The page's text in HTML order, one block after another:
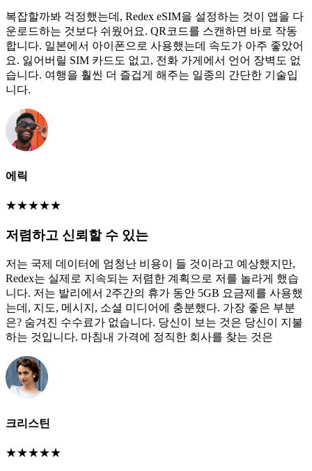
복잡할까봐 걱정했는데, Redex eSIM을 설정하는 것이 앱을 다
운로드하는 것보다 쉬웠어요. QR코드를 스캔하면 바로 작동
합니다. 일본에서 아이폰으로 사용했는데 속도가 아주 좋았어
요. 잃어버릴 SIM 카드도 없고, 전화 가게에서 언어 장벽도 없
습니다. 여행을 훨씬 더 즐겁게 해주는 일종의 간단한 기술입
니다.
에릭
★★★★★
저렴하고 신뢰할 수 있는
저는 국제 데이터에 엄청난 비용이 들 것이라고 예상했지만,
Redex는 실제로 지속되는 저렴한 계획으로 저를 놀라게 했습
니다. 저는 발리에서 2주간의 휴가 동안 5GB 요금제를 사용했
는데, 지도, 메시지, 소셜 미디어에 충분했다. 가장 좋은 부분
은? 숨겨진 수수료가 없습니다. 당신이 보는 것은 당신이 지불
하는 것입니다. 마침내 가격에 정직한 회사를 찾는 것은
크리스틴
★★★★★